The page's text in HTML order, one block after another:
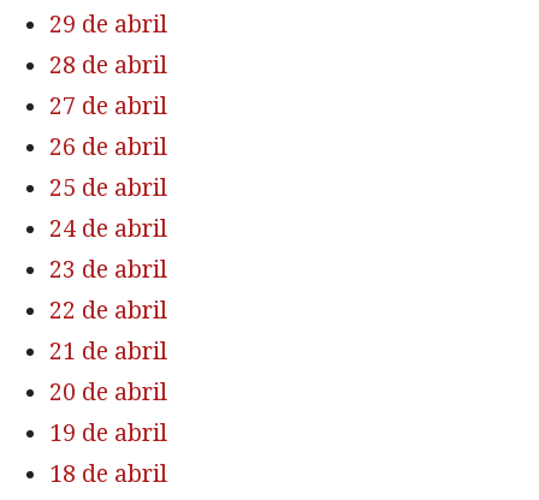
29 de abril
28 de abril
27 de abril
26 de abril
25 de abril
24 de abril
23 de abril
22 de abril
21 de abril
20 de abril
19 de abril
18 de abril